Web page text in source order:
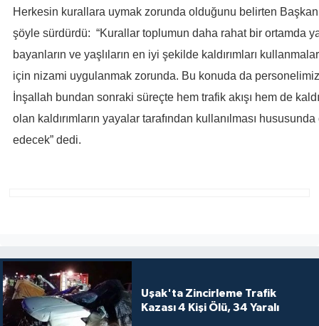
Herkesin kurallara uymak zorunda olduğunu belirten
şöyle sürdürdü: “Kurallar toplumun daha rahat bir ortamda
bayanların ve yaşlıların en iyi şekilde kaldırımları
için nizami uygulanmak zorunda. Bu konuda da
İnşallah bundan sonraki süreçte hem trafik akışı hem de
olan kaldırımların yayalar tarafından kullanılması
edecek” dedi.
Uşak'ta Zincirleme Trafik
Kazası 4 Kişi Ölü, 34 Yaralı